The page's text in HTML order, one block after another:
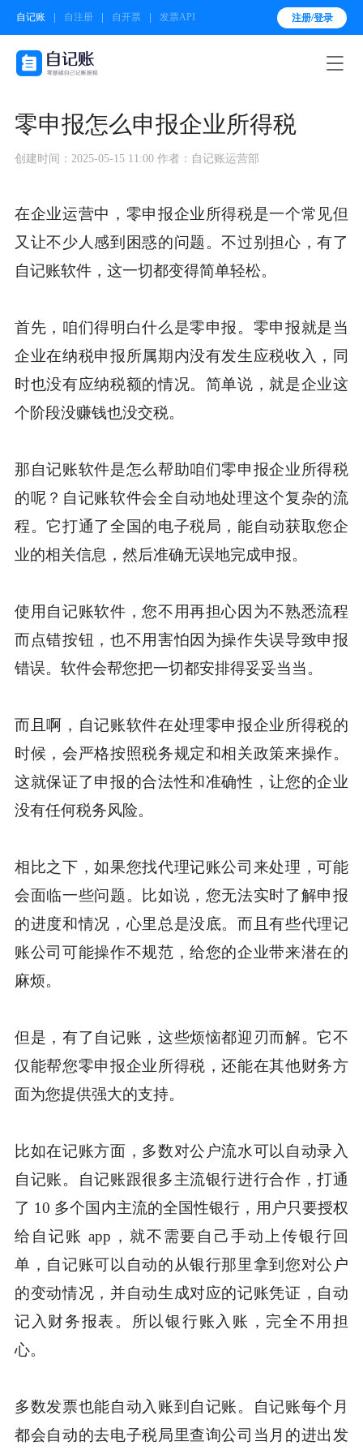
自记账 自注册 自开票 发票API 注册/登录

零申报怎么申报企业所得税
创建时间：2025-05-15 11:00 作者：自记账运营部
在企业运营中，零申报企业所得税是一个常见但
又让不少人感到困惑的问题。不过别担心，有了
自记账软件，这一切都变得简单轻松。
首先，咱们得明白什么是零申报。零申报就是当
企业在纳税申报所属期内没有发生应税收入，同
时也没有应纳税额的情况。简单说，就是企业这
个阶段没赚钱也没交税。
那自记账软件是怎么帮助咱们零申报企业所得税
的呢？自记账软件会全自动地处理这个复杂的流
程。它打通了全国的电子税局，能自动获取您企
业的相关信息，然后准确无误地完成申报。
使用自记账软件，您不用再担心因为不熟悉流程
而点错按钮，也不用害怕因为操作失误导致申报
错误。软件会帮您把一切都安排得妥妥当当。
而且啊，自记账软件在处理零申报企业所得税的
时候，会严格按照税务规定和相关政策来操作。
这就保证了申报的合法性和准确性，让您的企业
没有任何税务风险。
相比之下，如果您找代理记账公司来处理，可能
会面临一些问题。比如说，您无法实时了解申报
的进度和情况，心里总是没底。而且有些代理记
账公司可能操作不规范，给您的企业带来潜在的
麻烦。
但是，有了自记账，这些烦恼都迎刃而解。它不
仅能帮您零申报企业所得税，还能在其他财务方
面为您提供强大的支持。
比如在记账方面，多数对公户流水可以自动录入
自记账。自记账跟很多主流银行进行合作，打通
了 10 多个国内主流的全国性银行，用户只要授权
给自记账 app，就不需要自己手动上传银行回
单，自记账可以自动的从银行那里拿到您对公户
的变动情况，并自动生成对应的记账凭证，自动
记入财务报表。所以银行账入账，完全不用担
心。
多数发票也能自动入账到自记账。自记账每个月
都会自动的去电子税局里查询公司当月的进出发